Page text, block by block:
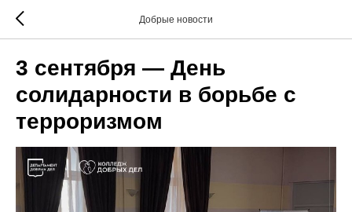
Добрые новости
3 сентября — День
солидарности в борьбе с
терроризмом